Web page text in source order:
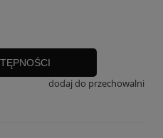
dodaj do przechowalni